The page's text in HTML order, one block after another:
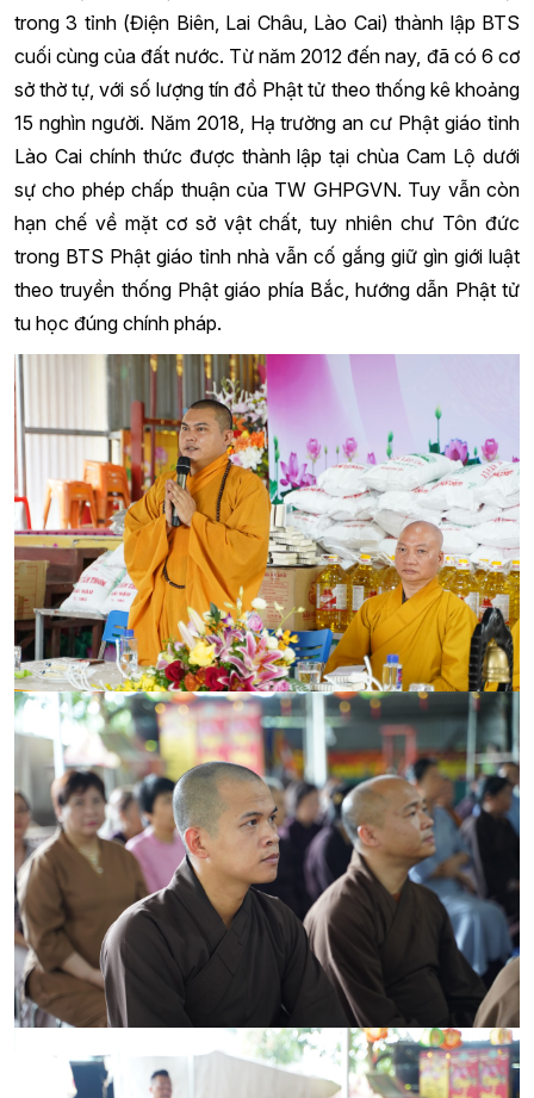
trong 3 tỉnh (Điện Biên, Lai Châu, Lào Cai) thành lập BTS
cuối cùng của đất nước. Từ năm 2012 đến nay, đã có 6 cơ
sở thờ tự, với số lượng tín đồ Phật tử theo thống kê khoảng
15 nghìn người. Năm 2018, Hạ trường an cư Phật giáo tỉnh
Lào Cai chính thức được thành lập tại chùa Cam Lộ dưới
sự cho phép chấp thuận của TW GHPGVN. Tuy vẫn còn
hạn chế về mặt cơ sở vật chất, tuy nhiên chư Tôn đức
trong BTS Phật giáo tỉnh nhà vẫn cố gắng giữ gìn giới luật
theo truyền thống Phật giáo phía Bắc, hướng dẫn Phật tử
tu học đúng chính pháp.